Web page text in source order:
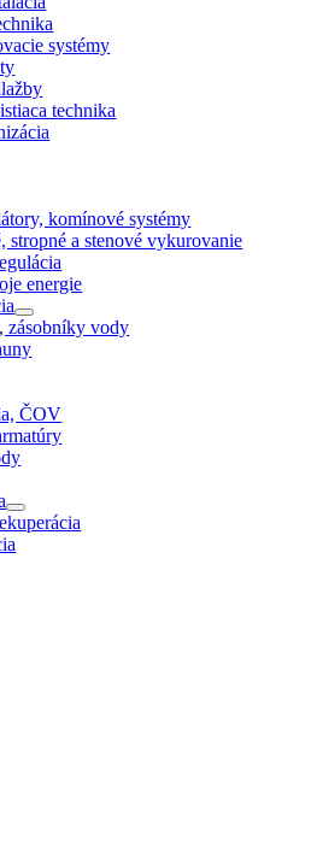
systémy
technika
komínové systémy
stropné a stenové vykurovanie
energie
zásobníky vody
ČOV